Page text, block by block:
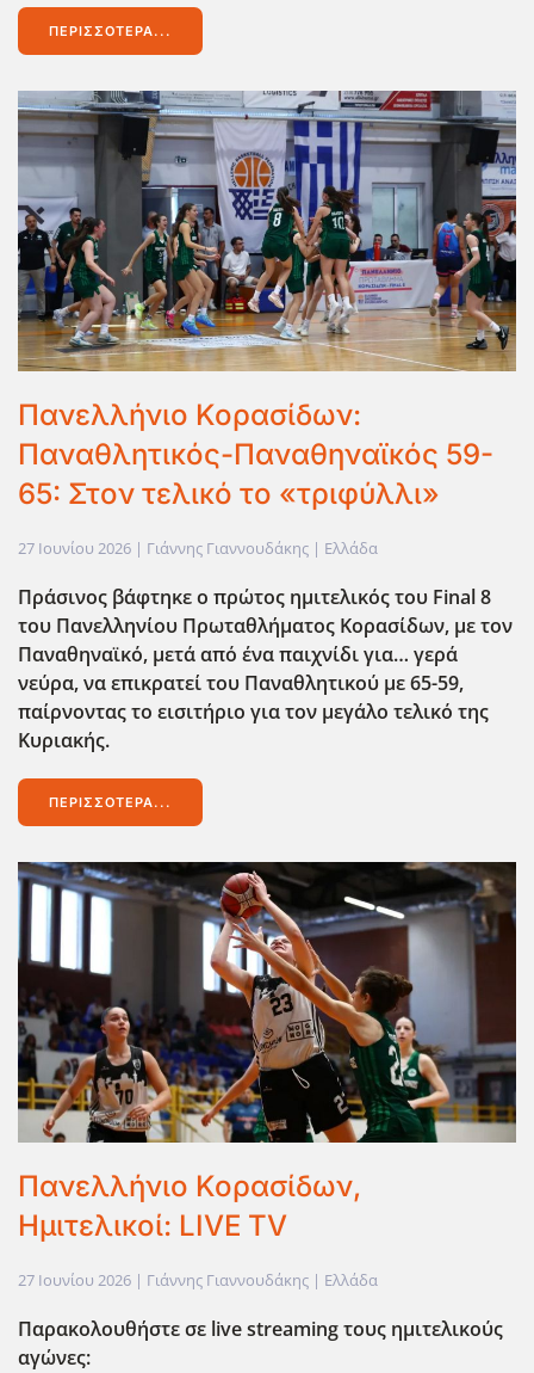
ΠΕΡΙΣΣΌΤΕΡΑ...
Πανελλήνιο Κορασίδων:
Παναθλητικός-Παναθηναϊκός 59-
65: Στον τελικό το «τριφύλλι»
27 Ιουνίου 2026 | Γιάννης Γιαννουδάκης | Ελλάδα
Πράσινος βάφτηκε ο πρώτος ημιτελικός του Final8
του Πανελληνίου Πρωταθλήματος Κορασίδων, με τον
Παναθηναϊκό, μετά από ένα παιχνίδι για… γερά
νεύρα, να επικρατεί του Παναθλητικού με 65-59,
παίρνοντας το εισιτήριο για τον μεγάλο τελικό της
Κυριακής.
ΠΕΡΙΣΣΌΤΕΡΑ...
Πανελλήνιο Κορασίδων,
Ημιτελικοί: LIVE TV
27 Ιουνίου 2026 | Γιάννης Γιαννουδάκης | Ελλάδα
Παρακολουθήστε σε live streaming τους ημιτελικούς
αγώνες: